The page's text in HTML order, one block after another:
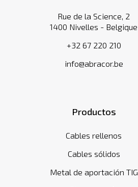
Rue de la Science, 2
1400 Nivelles - Belgique
+32 67 220 210
info@abracor.be
Productos
Cables rellenos
Cables sólidos
Metal de aportación TIG